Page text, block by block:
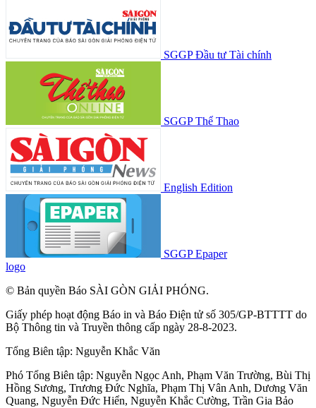
SGGP Đầu tư Tài chính
SGGP Thể Thao
English Edition
SGGP Epaper
logo
© Bản quyền Báo SÀI GÒN GIẢI PHÓNG.
Giấy phép hoạt động Báo in và Báo Điện tử số 305/GP-BTTTT do
Bộ Thông tin và Truyền thông cấp ngày 28-8-2023.
Tổng Biên tập: Nguyễn Khắc Văn
Phó Tổng Biên tập: Nguyễn Ngọc Anh, Phạm Văn Trường, Bùi Thị
Hồng Sương, Trương Đức Nghĩa, Phạm Thị Vân Anh, Dương Văn
Quang, Nguyễn Đức Hiển, Nguyễn Khắc Cường, Trần Gia Bảo